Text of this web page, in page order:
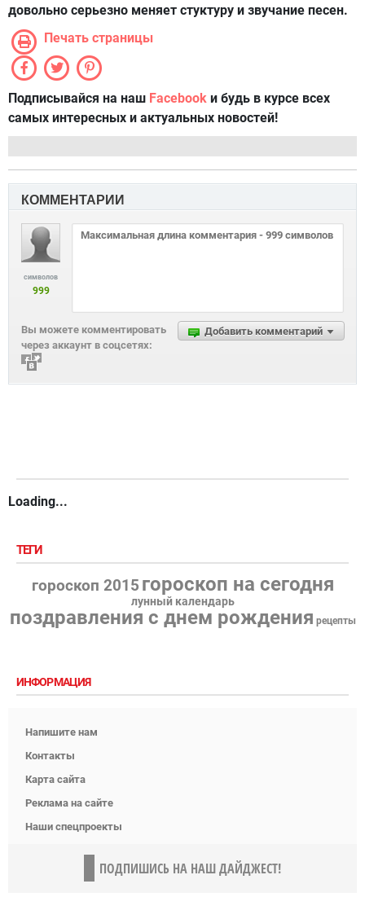
довольно серьезно меняет стуктуру и звучание песен.
Печать страницы
Подписывайся на наш Facebook и будь в курсе всех
самых интересных и актуальных новостей!
КОММЕНТАРИИ
символов
999
Добавить комментарий
Вы можете комментировать
через аккаунт в соцсетях:
Loading...
ТЕГИ
гороскоп 2015 гороскоп на сегодня
лунный календарь
поздравления с днем рождения рецепты
ИНФОРМАЦИЯ
Напишите нам
Контакты
Карта сайта
Реклама на сайте
Наши спецпроекты
ПОДПИШИСЬ НА НАШ ДАЙДЖЕСТ!